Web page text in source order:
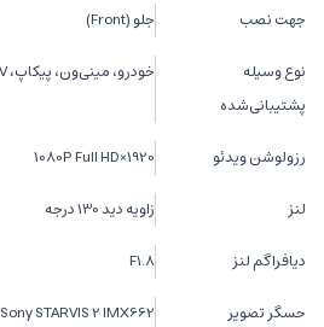
جهت نصب جلو (Front)
نوع وسیله
پشتیبانی‌شده
خودرو، مینی‌ون، پیکاپ، SUV، کامیون
رزولوشن ویدئو 1920×1080P Full HD
لنز زاویه دید 130 درجه
دیافراگم لنز F1.8
حسگر تصویر Sony STARVIS 2 IMX662